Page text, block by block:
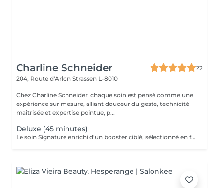
Charline Schneider
22
204, Route d'Arlon Strassen L-8010
Chez Charline Schneider, chaque soin est pensé comme une
expérience sur mesure, alliant douceur du geste, technicité
maîtrisée et expertise pointue, p...
Deluxe (45 minutes)
Le soin Signature enrichi d'un booster ciblé, sélectionné en fonction des besoins de votre peau (éclat, hydratation, fermeté, anti-âge, imperfections), et d'une séance de LED. Ce soin permet de travailler un objectif précis tout en améliorant la qualité globale de la peau. Idéal pour : cibler une problématique spécifique améliorer le grain de peau renforcer les résultats dans le temps Résultat : peau plus homogène, repulpée et visiblement revitalisée. Ce soin n'est pas adapté aux femmes enceintes ou allaitantes, ainsi qu'aux personnes allergiques aux algues ou à l'aspirine.